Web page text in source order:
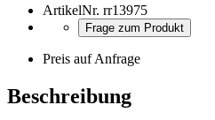
ArtikelNr. rr13975
Frage zum Produkt
Preis auf Anfrage
Beschreibung